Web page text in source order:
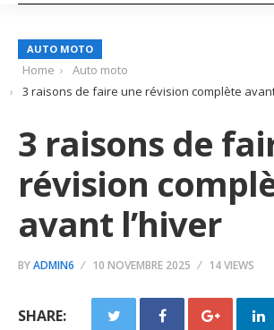
AUTO MOTO
Home
Auto moto
3 raisons de faire une révision complète
3 raisons de
révision
avant l’hiver
BYADMIN6 10 NOVEMBRE 2025 14 VIEWS
SHARE: